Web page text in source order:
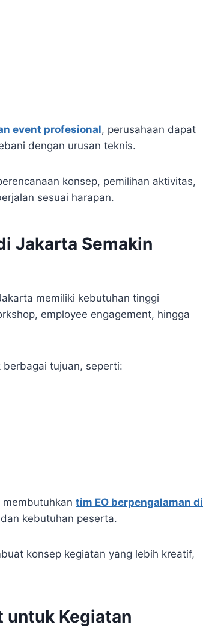
event profesional, perusahaan dapat
dengan urusan teknis.
konsep, pemilihan aktivitas,
sesuai harapan.
Jakarta Semakin
memiliki kebutuhan tinggi
employee engagement, hingga
berbagai tujuan, seperti:
tim EO berpengalaman di
kebutuhan peserta.
konsep kegiatan yang lebih kreatif,
untuk Kegiatan